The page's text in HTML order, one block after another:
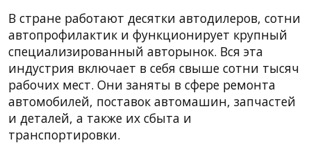
В стране работают десятки автодилеров, сотни
автопрофилактик и функционирует крупный
специализированный авторынок. Вся эта
индустрия включает в себя свыше сотни тысяч
рабочих мест. Они заняты в сфере ремонта
автомобилей, поставок автомашин, запчастей
и деталей, а также их сбыта и
транспортировки.